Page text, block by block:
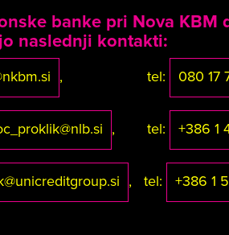
banke pri Nova KBM
naslednji kontakti:
, tel: 080 17
, tel: +386 1
, tel: +386 1